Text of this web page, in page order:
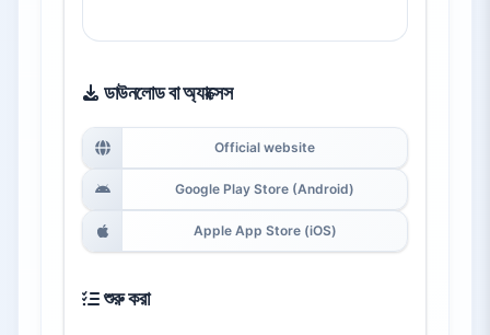
ডাউনলোড বা অ্যাক্সেস
Official website
Google Play Store (Android)
Apple App Store (iOS)
শুরু করা